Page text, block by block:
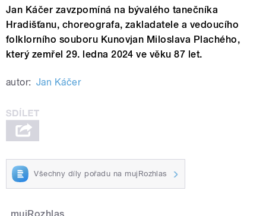
Jan Káčer zavzpomíná na bývalého tanečníka
Hradišťanu, choreografa, zakladatele a vedoucího
folklorního souboru Kunovjan Miloslava Plachého,
který zemřel 29. ledna 2024 ve věku 87 let.
autor: Jan Káčer
Všechny díly pořadu na mujRozhlas
mujRozhlas